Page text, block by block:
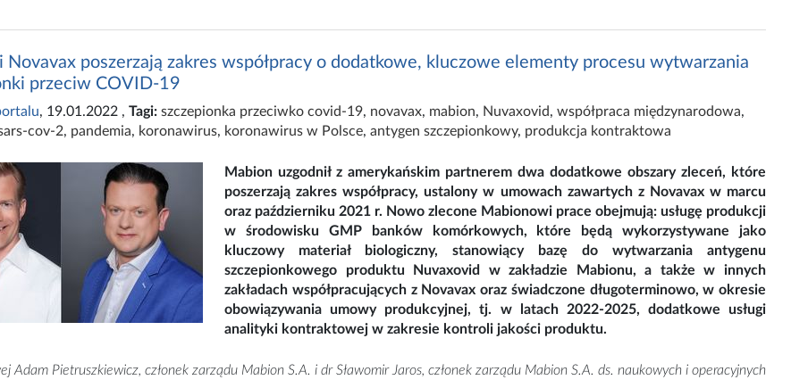
Novavax poszerzają zakres współpracy o dodatkowe, kluczowe elementy procesu wytwarzania
przeciw COVID-19
, 19.01.2022 , Tagi: szczepionka przeciwko covid-19, novavax, mabion, Nuvaxovid, współpraca międzynarodowa,
cov-2, pandemia, koronawirus, koronawirus w Polsce, antygen szczepionkowy, produkcja kontraktowa
Mabion uzgodnił z amerykańskim partnerem dwa dodatkowe obszary zleceń, które
poszerzają zakres współpracy, ustalony w umowach zawartych z Novavax w marcu
oraz październiku 2021 r. Nowo zlecone Mabionowi prace obejmują: usługę produkcji
w środowisku GMP banków komórkowych, które będą wykorzystywane jako
kluczowy materiał biologiczny, stanowiący bazę do wytwarzania antygenu
szczepionkowego produktu Nuvaxovid w zakładzie Mabionu, a także w innych
zakładach współpracujących z Novavax oraz świadczone długoterminowo, w okresie
obowiązywania umowy produkcyjnej, tj. w latach 2022-2025, dodatkowe usługi
analityki kontraktowej w zakresie kontroli jakości produktu.
Adam Pietruszkiewicz, członek zarządu Mabion S.A. i dr Sławomir Jaros, członek zarządu Mabion S.A. ds. naukowych i operacyjnych